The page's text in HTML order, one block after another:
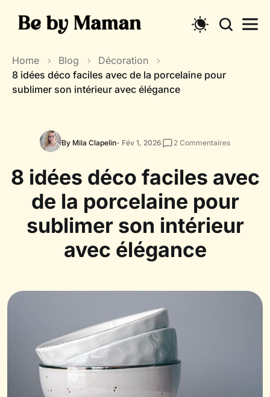
Home Blog
Décoration
8 idées déco faciles avec de la porcelaine pour
sublimer son intérieur avec élégance
By Mila Clapelin- Fév 1, 2026 2 Commentaires
8 idées déco faciles avec
de la porcelaine pour
sublimer son intérieur
avec élégance